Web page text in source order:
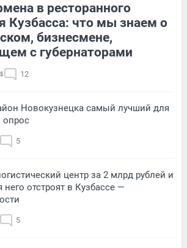
в ресторанного
Кузбасса: что мы знаем о
бизнесмене,
с губернаторами
12
Новокузнецка самый лучший для
5
центр за 2 млрд рублей и
него отстроят в Кузбассе —
5